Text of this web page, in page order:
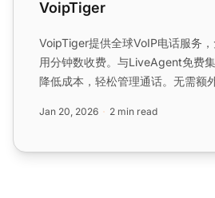
VoipTiger
VoipTiger提供全球VoIP电话服务
用分钟数收费。与LiveAgent免费
降低成本，轻松管理通话。无需额
Jan 20, 2026 2 min read